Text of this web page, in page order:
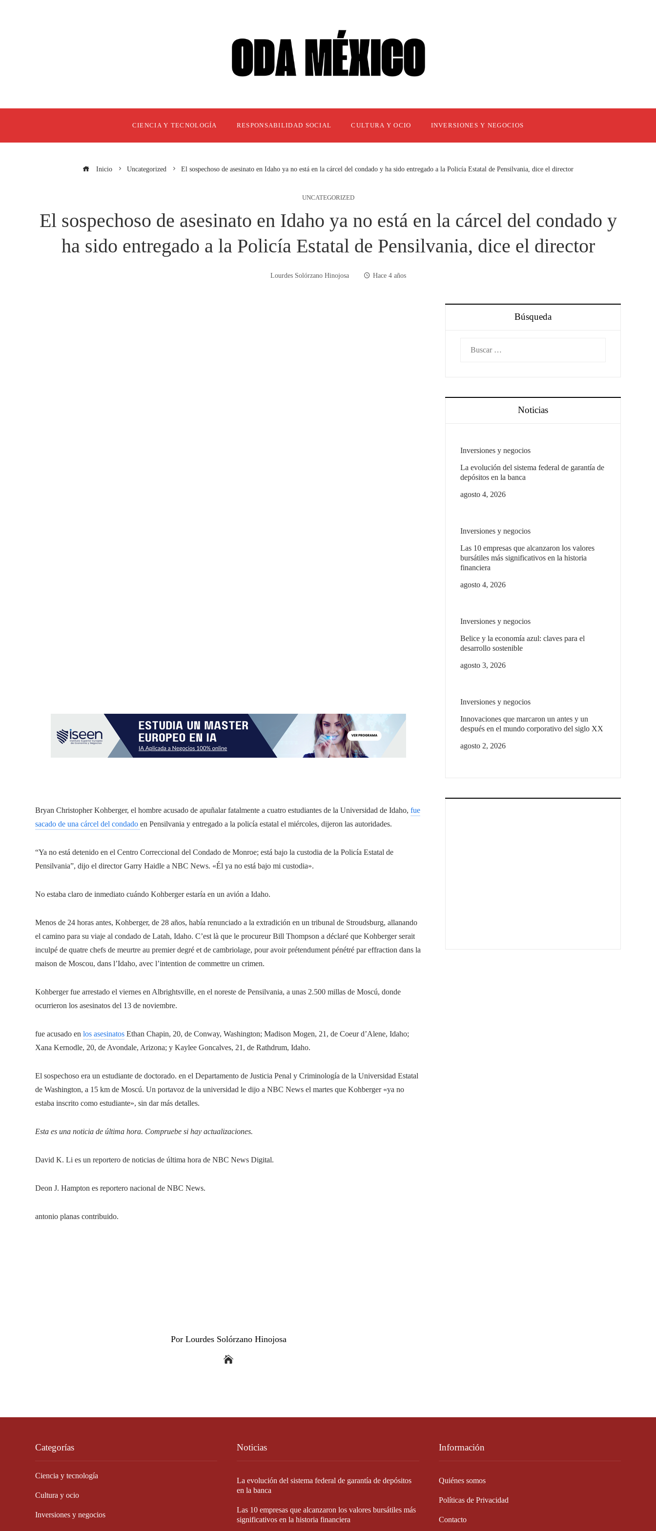
CIENCIA Y TECNOLOGÍA RESPONSABILIDAD SOCIAL CULTURA Y OCIO INVERSIONES Y NEGOCIOS
Inicio Uncategorized El sospechoso de asesinato en Idaho ya no está en la cárcel del condado y ha sido entregado a la Policía Estatal de Pensilvania, dice el director
UNCATEGORIZED
El sospechoso de asesinato en Idaho ya no está en la cárcel del condado y
ha sido entregado a la Policía Estatal de Pensilvania, dice el director
Lourdes Solórzano Hinojosa Hace 4 años
Bryan Christopher Kohberger, el hombre acusado de apuñalar fatalmente a cuatro estudiantes de la Universidad de Idaho, fue
sacado de una cárcel del condado en Pensilvania y entregado a la policía estatal el miércoles, dijeron las autoridades.
“Ya no está detenido en el Centro Correccional del Condado de Monroe; está bajo la custodia de la Policía Estatal de
Pensilvania”, dijo el director Garry Haidle a NBC News. «Él ya no está bajo mi custodia».
No estaba claro de inmediato cuándo Kohberger estaría en un avión a Idaho.
Menos de 24 horas antes, Kohberger, de 28 años, había renunciado a la extradición en un tribunal de Stroudsburg, allanando
el camino para su viaje al condado de Latah, Idaho. C’est là que le procureur Bill Thompson a déclaré que Kohberger serait
inculpé de quatre chefs de meurtre au premier degré et de cambriolage, pour avoir prétendument pénétré par effraction dans la
maison de Moscou, dans l’Idaho, avec l’intention de commettre un crimen.
Kohberger fue arrestado el viernes en Albrightsville, en el noreste de Pensilvania, a unas 2.500 millas de Moscú, donde
ocurrieron los asesinatos del 13 de noviembre.
fue acusado en los asesinatos Ethan Chapin, 20, de Conway, Washington; Madison Mogen, 21, de Coeur d’Alene, Idaho;
Xana Kernodle, 20, de Avondale, Arizona; y Kaylee Goncalves, 21, de Rathdrum, Idaho.
El sospechoso era un estudiante de doctorado. en el Departamento de Justicia Penal y Criminología de la Universidad Estatal
de Washington, a 15 km de Moscú. Un portavoz de la universidad le dijo a NBC News el martes que Kohberger «ya no
estaba inscrito como estudiante», sin dar más detalles.
Esta es una noticia de última hora. Compruebe si hay actualizaciones.
David K. Li es un reportero de noticias de última hora de NBC News Digital.
Deon J. Hampton es reportero nacional de NBC News.
antonio planas contribuido.
Por Lourdes Solórzano Hinojosa
Búsqueda
Noticias
Inversiones y negocios
La evolución del sistema federal de garantía de
depósitos en la banca
agosto 4, 2026
Inversiones y negocios
Las 10 empresas que alcanzaron los valores
bursátiles más significativos en la historia
financiera
agosto 4, 2026
Inversiones y negocios
Belice y la economía azul: claves para el
desarrollo sostenible
agosto 3, 2026
Inversiones y negocios
Innovaciones que marcaron un antes y un
después en el mundo corporativo del siglo XX
agosto 2, 2026
Categorías
Ciencia y tecnología
Cultura y ocio
Inversiones y negocios
Noticias
La evolución del sistema federal de garantía de depósitos
en la banca
Las 10 empresas que alcanzaron los valores bursátiles más
significativos en la historia financiera
Información
Quiénes somos
Políticas de Privacidad
Contacto